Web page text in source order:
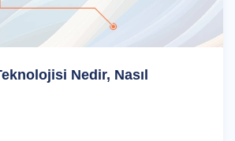
Nedir, Nasıl